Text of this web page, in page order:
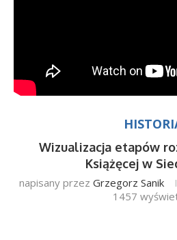
Wizualizacja etapów
Książęcej w
napisany przez Grzegorz Sanik
1457